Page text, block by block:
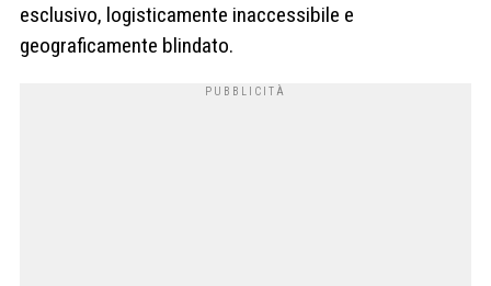
esclusivo, logisticamente inaccessibile e
geograficamente blindato.